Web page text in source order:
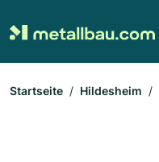
Startseite Hildesheim